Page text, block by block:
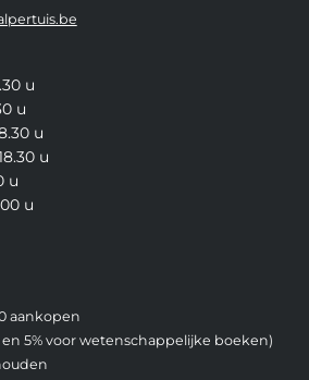
u
u
u
u
u
u
aankopen
5% voor wetenschappelijke boeken)